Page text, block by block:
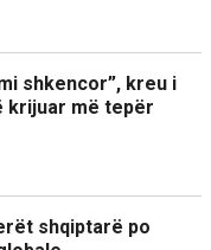
shkencor”, kreu i
krijuar më tepër
shqiptarë po